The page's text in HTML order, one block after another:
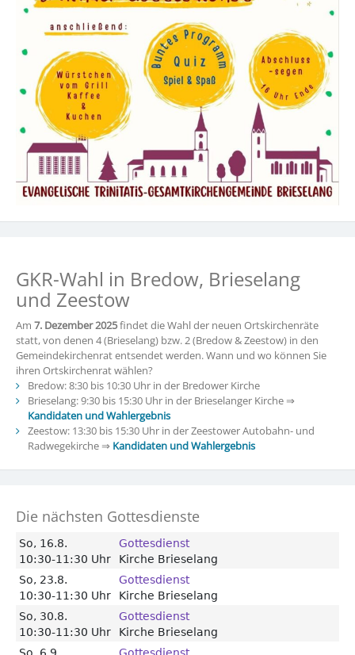
GKR-Wahl in Bredow, Brieselang
und Zeestow
Am 7. Dezember 2025findet die Wahl der neuen Ortskirchenräte
statt, von denen 4 (Brieselang) bzw. 2 (Bredow & Zeestow) in den
Gemeindekirchenrat entsendet werden. Wann und wo können Sie
ihren Ortskirchenrat wählen?
Bredow: 8:30 bis 10:30 Uhr in der Bredower Kirche
Brieselang: 9:30 bis 15:30 Uhr in der Brieselanger Kirche ⇒
Kandidaten und Wahlergebnis
Zeestow: 13:30 bis 15:30 Uhr in der Zeestower Autobahn- und
Radwegekirche ⇒ Kandidaten und Wahlergebnis
Die nächsten Gottesdienste